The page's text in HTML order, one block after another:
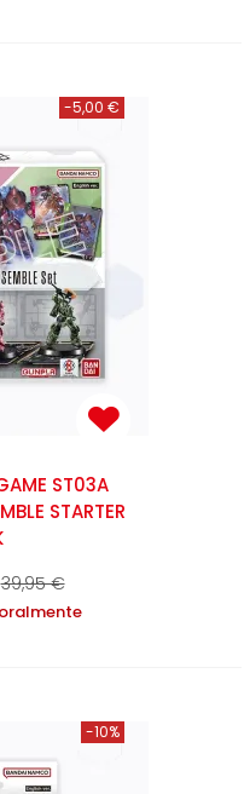
-5,00 €
ST03A
STARTER
39,95 €
-10%